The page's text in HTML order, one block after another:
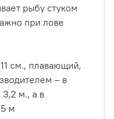
рыбу стуком
при лове
см., плавающий,
– в
3,2 м., а в
м